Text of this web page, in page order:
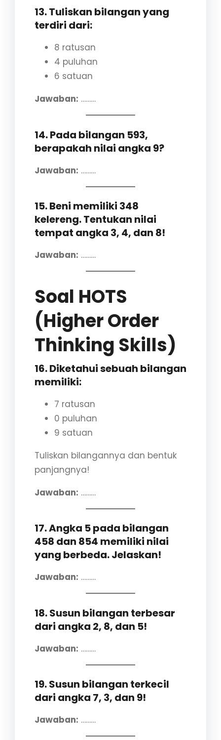
13. Tuliskan bilangan yang
terdiri dari:
8 ratusan
4 puluhan
6 satuan
Jawaban: ………
14. Pada bilangan 593,
berapakah nilai angka 9?
Jawaban: ………
15. Beni memiliki 348
kelereng. Tentukan nilai
tempat angka 3, 4, dan 8!
Jawaban: ………
Soal HOTS
(Higher Order
Thinking Skills)
16. Diketahui sebuah bilangan
memiliki:
7 ratusan
0 puluhan
9 satuan
Tuliskan bilangannya dan bentuk
panjangnya!
Jawaban: ………
17. Angka 5 pada bilangan
458 dan 854 memiliki nilai
yang berbeda. Jelaskan!
Jawaban: ………
18. Susun bilangan terbesar
dari angka 2, 8, dan 5!
Jawaban: ………
19. Susun bilangan terkecil
dari angka 7, 3, dan 9!
Jawaban: ………